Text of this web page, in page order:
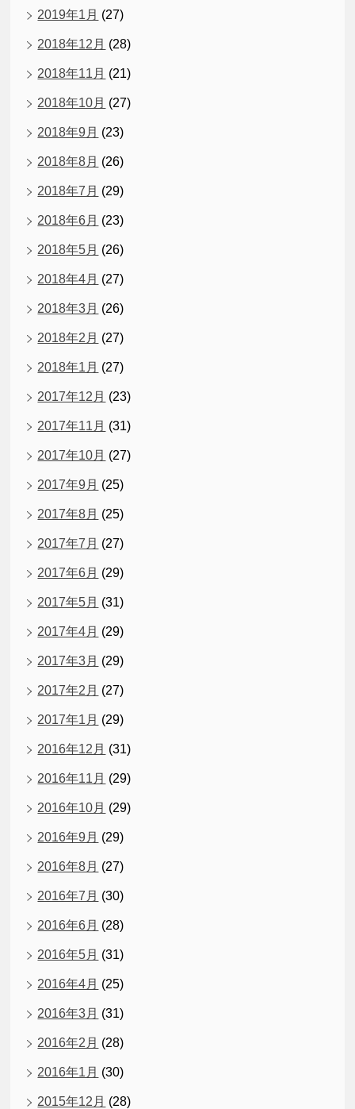
2019年1月 (27)
2018年12月 (28)
2018年11月 (21)
2018年10月 (27)
2018年9月 (23)
2018年8月 (26)
2018年7月 (29)
2018年6月 (23)
2018年5月 (26)
2018年4月 (27)
2018年3月 (26)
2018年2月 (27)
2018年1月 (27)
2017年12月 (23)
2017年11月 (31)
2017年10月 (27)
2017年9月 (25)
2017年8月 (25)
2017年7月 (27)
2017年6月 (29)
2017年5月 (31)
2017年4月 (29)
2017年3月 (29)
2017年2月 (27)
2017年1月 (29)
2016年12月 (31)
2016年11月 (29)
2016年10月 (29)
2016年9月 (29)
2016年8月 (27)
2016年7月 (30)
2016年6月 (28)
2016年5月 (31)
2016年4月 (25)
2016年3月 (31)
2016年2月 (28)
2016年1月 (30)
2015年12月 (28)